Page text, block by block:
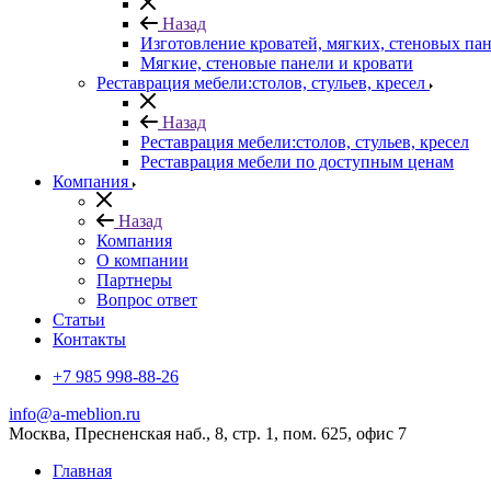
Назад
Изготовление кроватей, мягких, стеновых
Мягкие, стеновые панели и кровати
Реставрация мебели:столов, стульев, кресел
Назад
Реставрация мебели:столов, стульев, кресел
Реставрация мебели по доступным ценам
Компания
Назад
Компания
О компании
Партнеры
Вопрос ответ
Cтатьи
Контакты
+7 985 998-88-26
info@a-meblion.ru
Москва, Пресненская наб., 8, стр. 1, пом. 625, офис 7
Главная